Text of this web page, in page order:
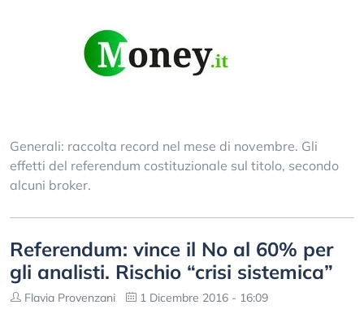
Generali: raccolta record nel mese di novembre. Gli
effetti del referendum costituzionale sul titolo, secondo
alcuni broker.
Referendum: vince il No al 60% per
gli analisti. Rischio “crisi sistemica”
Flavia Provenzani 1 Dicembre 2016 - 16:09